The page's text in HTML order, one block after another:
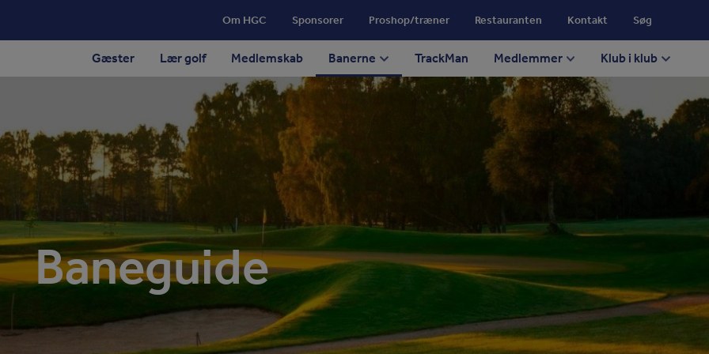
Om HGC Sponsorer Proshop/træner Restauranten Kontakt Søg
Gæster Lær golf Medlemskab Banerne TrackMan Medlemmer Klub i klub
Baneguide